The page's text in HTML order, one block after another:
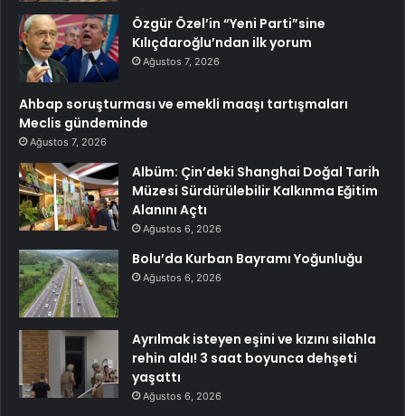
Özgür Özel’in “Yeni Parti”sine
Kılıçdaroğlu’ndan ilk yorum
Ağustos 7, 2026
Ahbap soruşturması ve emekli maaşı tartışmaları
Meclis gündeminde
Ağustos 7, 2026
Albüm: Çin’deki Shanghai Doğal Tarih
Müzesi Sürdürülebilir Kalkınma Eğitim
Alanını Açtı
Ağustos 6, 2026
Bolu’da Kurban Bayramı Yoğunluğu
Ağustos 6, 2026
Ayrılmak isteyen eşini ve kızını silahla
rehin aldı! 3 saat boyunca dehşeti
yaşattı
Ağustos 6, 2026